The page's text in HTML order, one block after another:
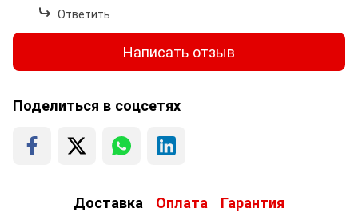
Ответить
Написать отзыв
Поделиться в соцсетях
Доставка Оплата Гарантия